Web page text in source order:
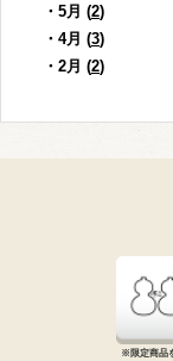
・5月 (2)
・4月 (3)
・2月 (2)
※限定商品